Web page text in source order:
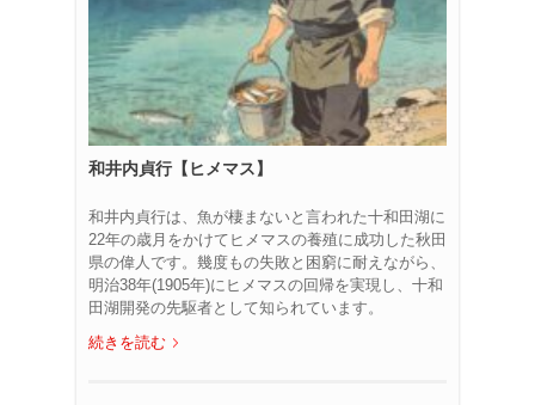
和井内貞行【ヒメマス】
和井内貞行は、魚が棲まないと言われた十和田湖に
22年の歳月をかけてヒメマスの養殖に成功した秋田
県の偉人です。幾度もの失敗と困窮に耐えながら、
明治38年(1905年)にヒメマスの回帰を実現し、十和
田湖開発の先駆者として知られています。
続きを読む